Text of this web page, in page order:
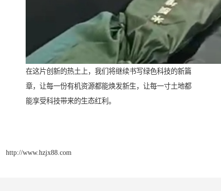
在这片创新的热土上，我们将继续书写绿色科技的新篇
章，让每一份有机资源都能焕发新生，让每一寸土地都
能享受科技带来的生态红利。
http://www.hzjx88.com